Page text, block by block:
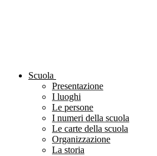
Scuola
Presentazione
I luoghi
Le persone
I numeri della scuola
Le carte della scuola
Organizzazione
La storia